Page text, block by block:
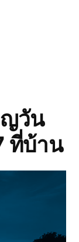
ญวัน
ที่บ้าน